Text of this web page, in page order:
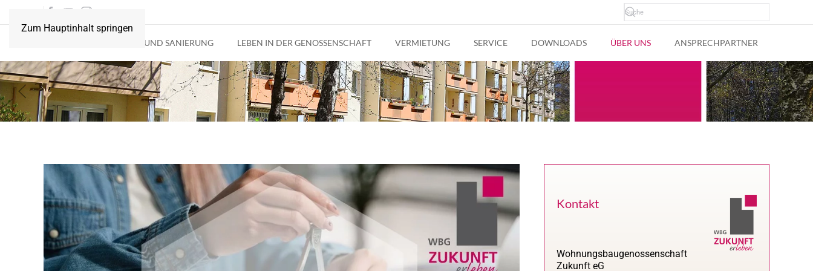
Zum Hauptinhalt springen
BAU UND SANIERUNG LEBEN IN DER GENOSSENSCHAFT VERMIETUNG SERVICE DOWNLOADS ÜBER UNS ANSPRECHPARTNER
Kontakt
Wohnungsbaugenossenschaft
Zukunft eG